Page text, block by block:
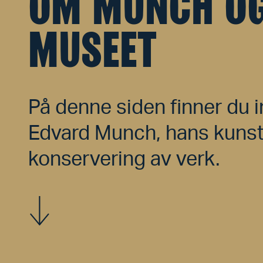
MUSEET
På denne siden finner du
Edvard Munch, hans
konservering av verk.
Vis mer